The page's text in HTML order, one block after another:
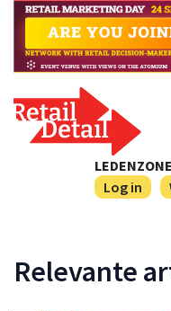
LEDENZONE
Log in
Relevante